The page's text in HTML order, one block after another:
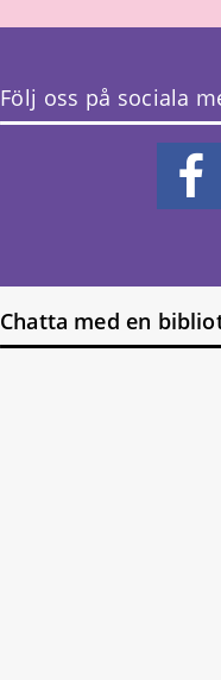
Följ oss på sociala
Chatta med en